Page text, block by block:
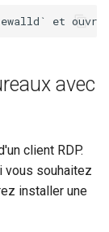
avec
client RDP.
vous souhaitez
installer une